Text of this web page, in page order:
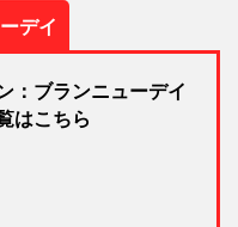
デイ
：ブランニューデイ
はこちら